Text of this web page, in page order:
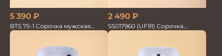
5 390 ₽
BTS 75-1 Сорочка мужская
2 490 ₽
SS017960 (UF91) Сорочка
мужская кор. рук. GROSTYLE